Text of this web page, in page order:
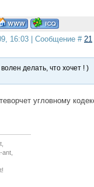
16:03 | Сообщение # 21
делать, что хочет ! )
угловному